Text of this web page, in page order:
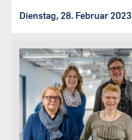
Dienstag, 28. Februar 2023